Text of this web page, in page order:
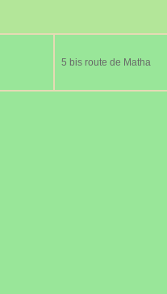
5 bis route de Matha